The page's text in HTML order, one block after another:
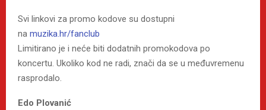
Svi linkovi za promo kodove su dostupni
na muzika.hr/fanclub
Limitirano je i neće biti dodatnih promokodova po
koncertu. Ukoliko kod ne radi, znači da se u međuvremenu
rasprodalo.
Edo Plovanić